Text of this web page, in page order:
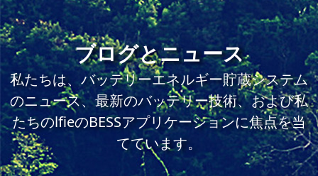
ブログとニュース
私たちは、バッテリーエネルギー貯蔵システム
のニュース、最新のバッテリー技術、および私
たちのlfieのBESSアプリケーションに焦点を当
てています。